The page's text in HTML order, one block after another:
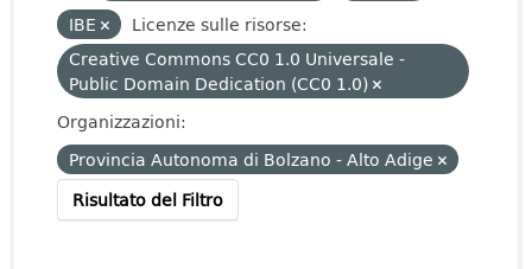
IBE
Licenze sulle risorse:
Creative Commons CC0 1.0 Universale -
Public Domain Dedication (CC0 1.0)
Organizzazioni:
Provincia Autonoma di Bolzano - Alto Adige
Risultato del Filtro